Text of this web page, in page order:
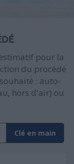
pour la
du procédé
: auto-
hors d'air) ou
Clé en main